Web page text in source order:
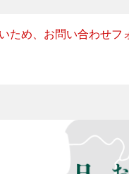
ため、お問い合わせフ